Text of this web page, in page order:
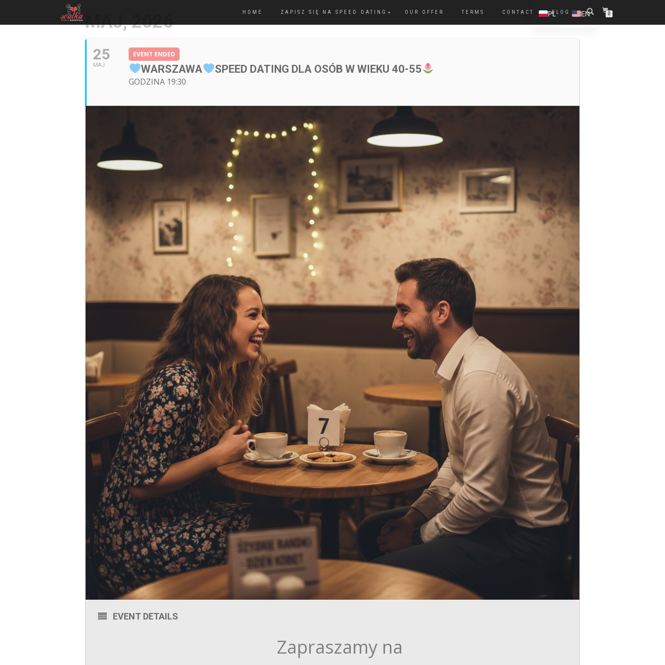
HOME ZAPISZ SIĘ NA SPEED DATING OUR OFFER TERMS CONTACT BLOG 0
MAJ, 2026
25
MAJ
EVENT ENDED
WARSZAWA SPEED DATING DLA OSÓB W WIEKU 40-55
GODZINA 19:30
EVENT DETAILS
Zapraszamy na
PL EN